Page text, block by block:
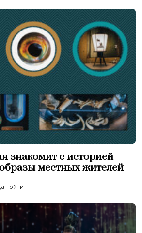
знакомит с историей
местных жителей
пойти